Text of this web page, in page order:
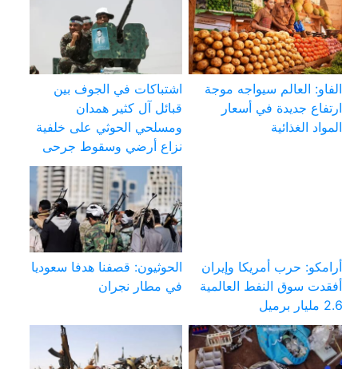
الفاو: العالم سيواجه موجة
ارتفاع جديدة في أسعار
المواد الغذائية
اشتباكات في الجوف بين
قبائل آل كثير همدان
ومسلحي الحوثي على خلفية
نزاع أرضي وسقوط جرحى
أرامكو: حرب أمريكا وإيران
أفقدت سوق النفط العالمية
2.6 مليار برميل
الحوثيون: قصفنا هدفا سعوديا
في مطار نجران